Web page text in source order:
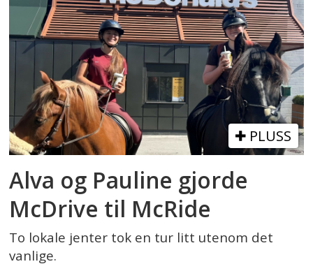
PLUSS
Alva og Pauline gjorde
McDrive til McRide
To lokale jenter tok en tur litt utenom det
vanlige.